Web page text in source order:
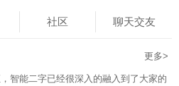
社区 聊天交友
更多>
智能二字已经很深入的融入到了大家的